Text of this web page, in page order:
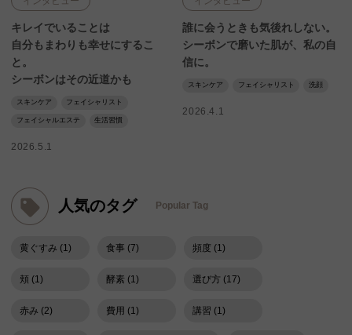
キレイでいることは
自分もまわりも幸せにするこ
と。
シーボンはその近道かも
スキンケア フェイシャリスト
フェイシャルエステ 生活習慣
2026.5.1
誰に会うときも気後れしない。
シーボンで磨いた肌が、私の自
信に。
スキンケア フェイシャリスト 洗顔
2026.4.1
人気のタグ Popular Tag
黄ぐすみ (1) 食事 (7) 頻度 (1)
頬 (1) 酵素 (1) 選び方 (17)
赤み (2) 費用 (1) 講習 (1)